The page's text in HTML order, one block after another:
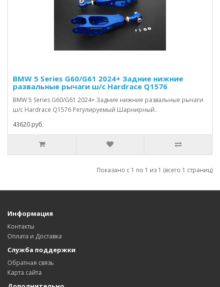
BMW 5 Series G60/G61 2024+ Задние нижние
развальные рычаги ш/с Hardrace Q1576
BMW 5 Series G60/G61 2024+ Задние нижние развальные рычаги
ш/с Hardrace Q1576 Регулируемый Шарнирный..
43620 руб.
Показано с 1 по 1 из 1 (всего 1 страниц)
Информация
Контакты
Оплата и Доставка
Служба поддержки
Обратная связь
Карта сайта